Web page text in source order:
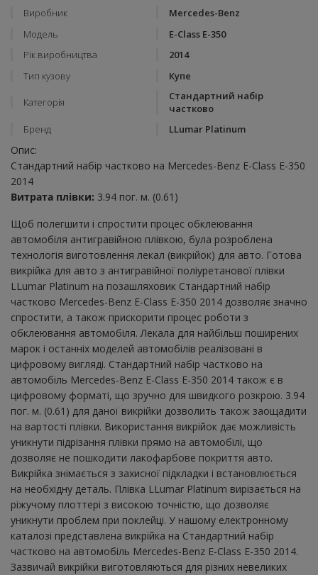
Виробник
Mercedes-Benz
Модель
E-Class E-350
Рік виробництва
2014
Тип кузову
Купе
Категорія
Стандартний набір
частково
Бренд
LLumar Platinum
Опис:
Стандартний набір частково на Mercedes-Benz E-Class E-350
2014
Витрата плівки: 3.94 пог. м. (0.61)
Щоб полегшити і спростити процес обклеювання
автомобіля антигравійною плівкою, була розроблена
технологія виготовлення лекал (викрійок) для авто. Готова
викрійка для авто з антигравійної поліуретанової плівки
LLumar Platinum на позашляховик Стандартний набір
частково Mercedes-Benz E-Class E-350 2014 дозволяє значно
спростити, а також прискорити процес роботи з
обклеювання автомобіля. Лекала для найбільш поширених
марок і останніх моделей автомобілів реалізовані в
цифровому вигляді. Стандартний набір частково на
автомобіль Mercedes-Benz E-Class E-350 2014 також є в
цифровому форматі, що зручно для швидкого розкрою. 3.94
пог. м. (0.61) для даної викрійки дозволить також заощадити
на вартості плівки. Використання викрійок дає можливість
уникнути підрізання плівки прямо на автомобілі, що
дозволяє не пошкодити лакофарбове покриття авто.
Викрійка знімається з захисної підкладки і встановлюється
на необхідну деталь. Плівка LLumar Platinum вирізається на
ріжучому плоттері з високою точністю, що дозволяє
уникнути проблем при поклейці. У нашому електронному
каталозі представлена ​​викрійка на Стандартний набір
частково на автомобіль Mercedes-Benz E-Class E-350 2014.
Зазвичай викрійки виготовляються для різних невеликих